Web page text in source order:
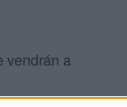
vendrán a